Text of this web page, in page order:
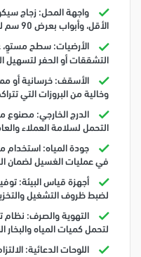
الأقل، وأبواب بعرض 90 سم للمفردة أو 160 سم للمزدوجة.
الأرضيات: سطح مستوٍ،
التشققات أو الحفر لتسهيل
الأسقف: خرسانية أو
وخالية من البروزات التي
الدرج الخارجي: مصنوع
التحمل لسلامة العملاء
جودة المياه: استخدام
في عمليات الغسيل لضمان
أجهزة قياس البيئة:
لضبط ظروف التشغيل
التهوية والصرف:
لتحمل كميات المياه والبخار
اللوحات الدعائية: